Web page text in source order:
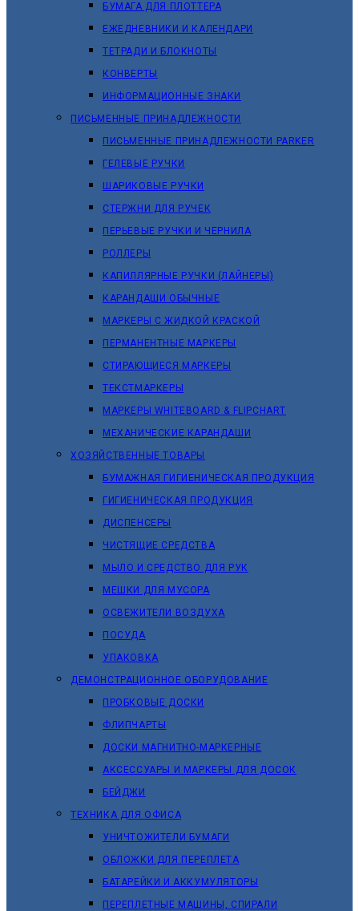
БУМАГА ДЛЯ ПЛОТТЕРА
ЕЖЕДНЕВНИКИ И КАЛЕНДАРИ
ТЕТРАДИ И БЛОКНОТЫ
КОНВЕРТЫ
ИНФОРМАЦИОННЫЕ ЗНАКИ
ПИСЬМЕННЫЕ ПРИНАДЛЕЖНОСТИ
ПИСЬМЕННЫЕ ПРИНАДЛЕЖНОСТИ PARKER
ГЕЛЕВЫЕ РУЧКИ
ШАРИКОВЫЕ РУЧКИ
СТЕРЖНИ ДЛЯ РУЧЕК
ПЕРЬЕВЫЕ РУЧКИ И ЧЕРНИЛА
РОЛЛЕРЫ
КАПИЛЛЯРНЫЕ РУЧКИ (ЛАЙНЕРЫ)
КАРАНДАШИ ОБЫЧНЫЕ
МАРКЕРЫ C ЖИДКОЙ КРАСКОЙ
ПЕРМАНЕНТНЫЕ МАРКЕРЫ
СТИРАЮЩИЕСЯ МАРКЕРЫ
ТЕКСТМАРКЕРЫ
МАРКЕРЫ WHITEBOARD & FLIPCHART
МЕХАНИЧЕСКИЕ КАРАНДАШИ
ХОЗЯЙСТВЕННЫЕ ТОВАРЫ
БУМАЖНАЯ ГИГИЕНИЧЕСКАЯ ПРОДУКЦИЯ
ГИГИЕНИЧЕСКАЯ ПРОДУКЦИЯ
ДИСПЕНСЕРЫ
ЧИСТЯЩИЕ СРЕДСТВА
МЫЛО И СРЕДСТВО ДЛЯ РУК
МЕШКИ ДЛЯ МУСОРА
ОСВЕЖИТЕЛИ ВОЗДУХА
ПОСУДА
УПАКОВКА
ДЕМОНСТРАЦИОННОЕ ОБОРУДОВАНИЕ
ПРОБКОВЫЕ ДОСКИ
ФЛИПЧАРТЫ
ДОСКИ МАГНИТНО-МАРКЕРНЫЕ
АКСЕССУАРЫ И МАРКЕРЫ ДЛЯ ДОСОК
БЕЙДЖИ
ТЕХНИКА ДЛЯ ОФИСА
УНИЧТОЖИТЕЛИ БУМАГИ
ОБЛОЖКИ ДЛЯ ПЕРЕПЛЕТА
БАТАРЕЙКИ И АККУМУЛЯТОРЫ
ПЕРЕПЛЕТНЫЕ МАШИНЫ, СПИРАЛИ